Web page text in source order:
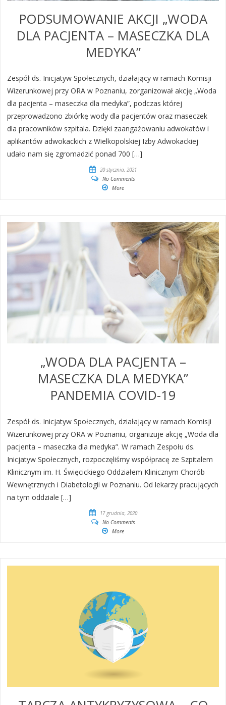
PODSUMOWANIE AKCJI „WODA
DLA PACJENTA – MASECZKA DLA
MEDYKA”
Zespół ds. Inicjatyw Społecznych, działający w ramach Komisji
Wizerunkowej przy ORA w Poznaniu, zorganizował akcję „Woda
dla pacjenta – maseczka dla medyka”, podczas której
przeprowadzono zbiórkę wody dla pacjentów oraz maseczek
dla pracowników szpitala. Dzięki zaangażowaniu adwokatów i
aplikantów adwokackich z Wielkopolskiej Izby Adwokackiej
udało nam się zgromadzić ponad 700 […]
20 stycznia, 2021
No Comments
More
„WODA DLA PACJENTA –
MASECZKA DLA MEDYKA”
PANDEMIA COVID-19
Zespół ds. Inicjatyw Społecznych, działający w ramach Komisji
Wizerunkowej przy ORA w Poznaniu, organizuje akcję „Woda dla
pacjenta – maseczka dla medyka”. W ramach Zespołu ds.
Inicjatyw Społecznych, rozpoczęliśmy współpracę ze Szpitalem
Klinicznym im. H. Święcickiego Oddziałem Klinicznym Chorób
Wewnętrznych i Diabetologii w Poznaniu. Od lekarzy pracujących
na tym oddziale […]
17 grudnia, 2020
No Comments
More